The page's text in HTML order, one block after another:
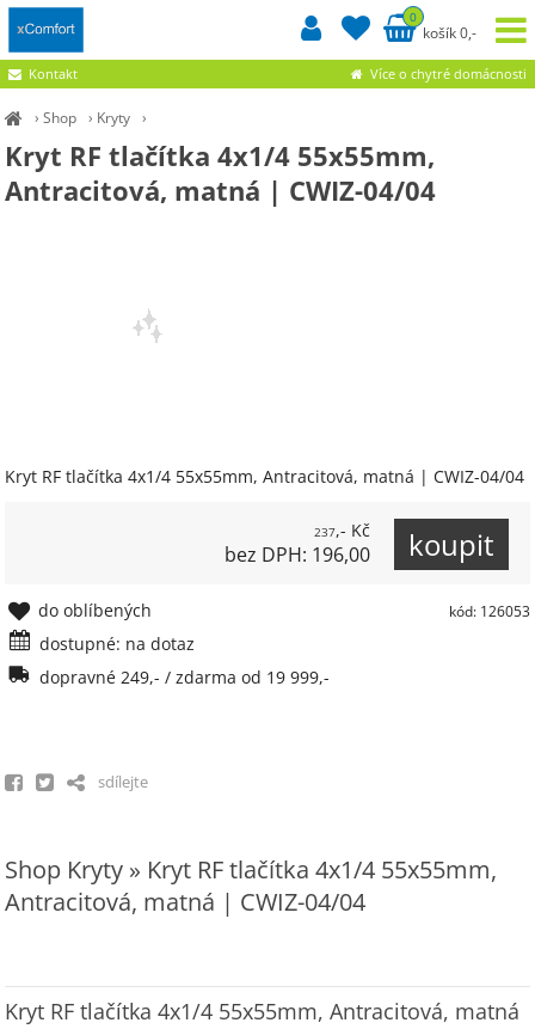
›Shop › Kryty ›
Kryt RF tlačítka 4x1/4 55x55mm,
Antracitová, matná | CWIZ-04/04
Kryt RF tlačítka 4x1/4 55x55mm, Antracitová, matná | CWIZ-04/04
237,- Kč
bez DPH: 196,00
kód: 126053
do oblíbených
dostupné: na dotaz
dopravné 249,- / zdarma od 19 999,-
sdílejte
Shop Kryty » Kryt RF tlačítka 4x1/4 55x55mm,
Antracitová, matná | CWIZ-04/04
Kryt RF tlačítka 4x1/4 55x55mm, Antracitová, matná
0
košík 0,-
Více o chytré domácnosti
Kontakt